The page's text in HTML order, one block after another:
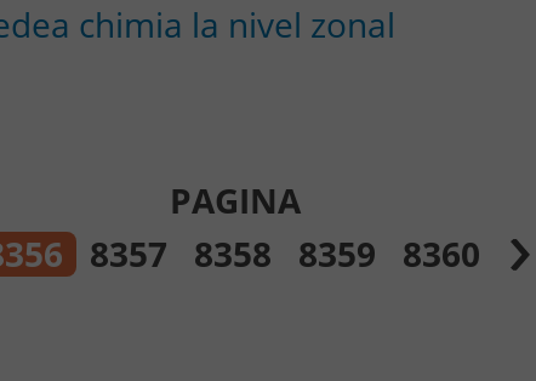
chimia la nivel zonal
PAGINA
8357 8358 8359 8360